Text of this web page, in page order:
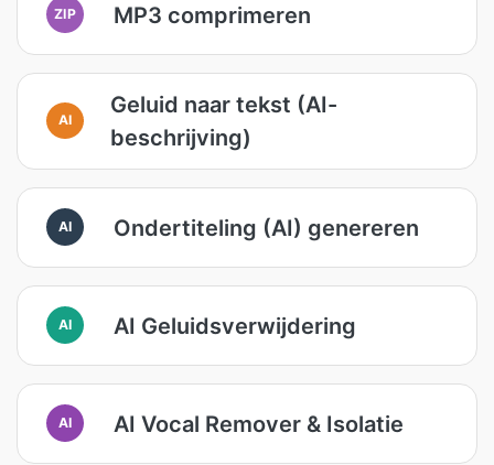
ZIP MP3 comprimeren
AI
Geluid naar tekst (AI-
beschrijving)
AI Ondertiteling (AI) genereren
AI AI Geluidsverwijdering
AI AI Vocal Remover & Isolatie